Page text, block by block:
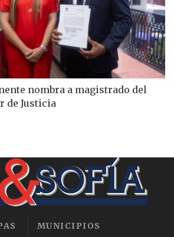
nombra a magistrado del
de Justicia
MUNICIPIOS